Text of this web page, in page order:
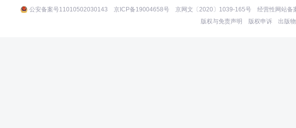
公安备案号11010502030143 京ICP备19004658号 京网文〔2020〕1039-165号 经营性网站备
版权与免责声明
版权申诉 出版